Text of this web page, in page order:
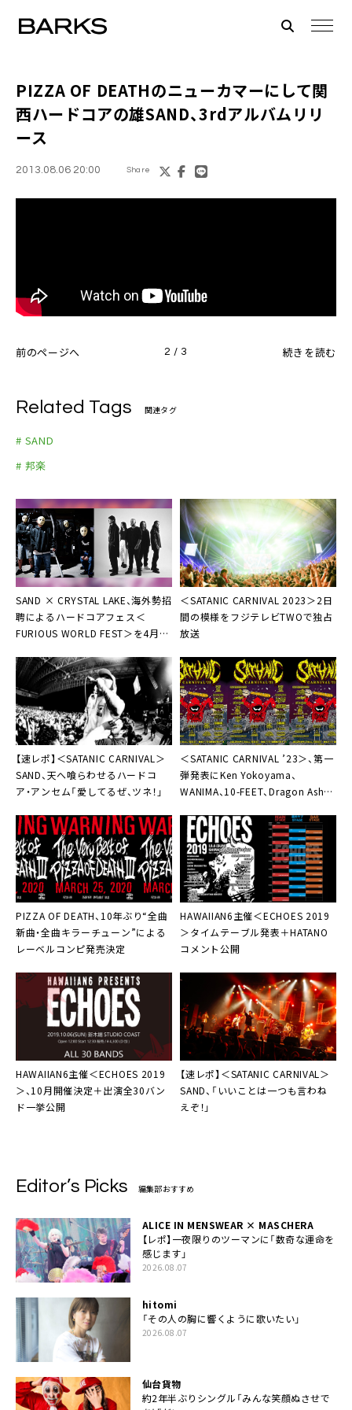
PIZZA OF DEATHのニューカマーにして関
西ハードコアの雄SAND、3rdアルバムリリ
ース
2013.08.06 20:00 Share
前のページへ 2 / 3 続きを読む
Related Tags 関連タグ
# SAND
# 邦楽
SAND × CRYSTAL LAKE、海外勢招
聘によるハードコアフェス＜
FURIOUS WORLD FEST＞を4月開
＜SATANIC CARNIVAL 2023＞2日
間の模様をフジテレビTWOで独占
放送
【速レポ】＜SATANIC CARNIVAL＞
SAND、天へ喰らわせるハードコ
ア・アンセム「愛してるぜ、ツネ！」
＜SATANIC CARNIVAL ’23＞、第一
弾発表にKen Yokoyama、
WANIMA、10-FEET、Dragon Ash、
PIZZA OF DEATH、10年ぶり“全曲
新曲・全曲キラーチューン”による
レーベルコンピ発売決定
HAWAIIAN6主催＜ECHOES 2019
＞タイムテーブル発表＋HATANO
コメント公開
HAWAIIAN6主催＜ECHOES 2019
＞、10月開催決定＋出演全30バン
ド一挙公開
【速レポ】＜SATANIC CARNIVAL ＞
SAND、「いいことは一つも言わね
えぞ！」
Editor’s Picks 編集部おすすめ
ALICE IN MENSWEAR × MASCHERA
【レポ】一夜限りのツーマンに「数奇な運命を
感じます」
2026.08.07
hitomi
「その人の胸に響くように歌いたい」
2026.08.07
仙台貨物
約2年半ぶりシングル「みんな笑顔ぬさせで